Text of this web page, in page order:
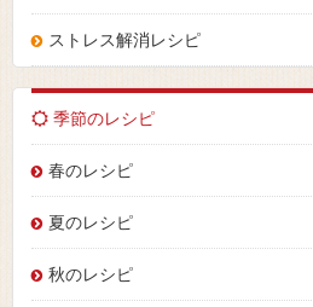
ストレス解消レシピ
季節のレシピ
春のレシピ
夏のレシピ
秋のレシピ